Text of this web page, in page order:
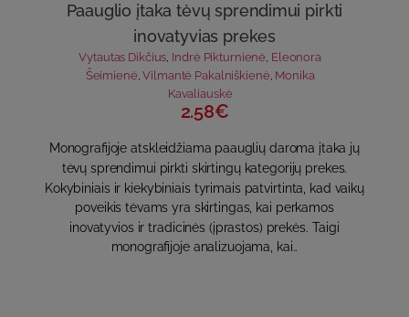
Paauglio įtaka tėvų sprendimui pirkti
inovatyvias prekes
Vytautas Dikčius, Indrė Pikturnienė, Eleonora
Šeimienė,Vilmantė Pakalniškienė, Monika
Kavaliauskė
2.58€
Monografijoje atskleidžiama paauglių daroma įtaka jų
tėvų sprendimui pirkti skirtingų kategorijų prekes.
Kokybiniais ir kiekybiniais tyrimais patvirtinta, kad vaikų
poveikis tėvams yra skirtingas, kai perkamos
inovatyvios ir tradicinės (įprastos) prekės. Taigi
monografijoje analizuojama, kai..